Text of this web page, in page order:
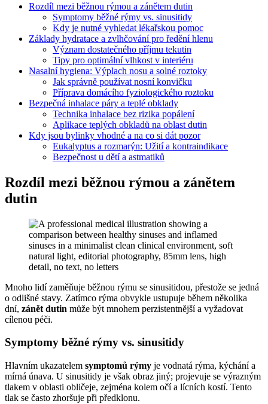
Rozdíl mezi běžnou rýmou a zánětem dutin
Symptomy běžné rýmy vs. sinusitidy
Kdy je nutné vyhledat lékařskou pomoc
Základy hydratace a zvlhčování pro ředění hlenu
Význam dostatečného příjmu tekutin
Tipy pro optimální vlhkost v interiéru
Nasalní hygiena: Výplach nosu a solné roztoky
Jak správně používat nosní konvičku
Příprava domácího fyziologického roztoku
Bezpečná inhalace páry a teplé obklady
Technika inhalace bez rizika popálení
Aplikace teplých obkladů na oblast dutin
Kdy jsou bylinky vhodné a na co si dát pozor
Eukalyptus a rozmarýn: Užití a kontraindikace
Bezpečnost u dětí a astmatiků
Rozdíl mezi běžnou rýmou a zánětem
dutin
Mnoho lidí zaměňuje běžnou rýmu se sinusitidou, přestože se jedná
o odlišné stavy. Zatímco rýma obvykle ustupuje během několika
dní, zánět dutin může být mnohem perzistentnější a vyžadovat
cílenou péči.
Symptomy běžné rýmy vs. sinusitidy
Hlavním ukazatelem symptomů rýmy je vodnatá rýma, kýchání a
mírná únava. U sinusitidy je však obraz jiný; projevuje se výrazným
tlakem v oblasti obličeje, zejména kolem očí a lícních kostí. Tento
tlak se často zhoršuje při předklonu.